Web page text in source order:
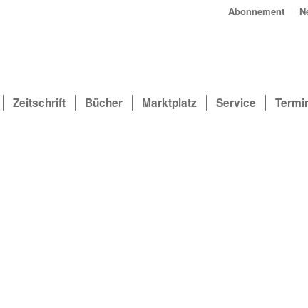
Abonnement
Zeitschrift Bücher Marktplatz Service